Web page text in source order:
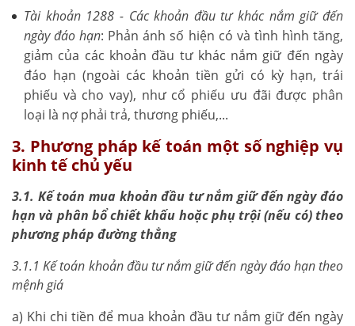
Tài khoản 1288 - Các khoản đầu tư khác nắm giữ đến
ngày đáo hạn: Phản ánh số hiện có và tình hình tăng,
giảm của các khoản đầu tư khác nắm giữ đến ngày
đáo hạn (ngoài các khoản tiền gửi có kỳ hạn, trái
phiếu và cho vay), như cổ phiếu ưu đãi được phân
loại là nợ phải trả, thương phiếu,...
3. Phương pháp kế toán một số nghiệp vụ
kinh tế chủ yếu
3.1. Kế toán mua khoản đầu tư nắm giữ đến ngày đáo
hạn và phân bổ chiết khấu hoặc phụ trội (nếu có) theo
phương pháp đường thẳng
3.1.1 Kế toán khoản đầu tư nắm giữ đến ngày đáo hạn theo
mệnh giá
a) Khi chi tiền để mua khoản đầu tư nắm giữ đến ngày